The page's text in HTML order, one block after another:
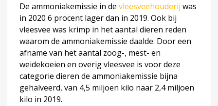
De ammoniakemissie in de vleesveehouderij was
in 2020 6 procent lager dan in 2019. Ook bij
vleesvee was krimp in het aantal dieren reden
waarom de ammoniakemissie daalde. Door een
afname van het aantal zoog-, mest- en
weidekoeien en overig vleesvee is voor deze
categorie dieren de ammoniakemissie bijna
gehalveerd, van 4,5 miljoen kilo naar 2,4 miljoen
kilo in 2019.